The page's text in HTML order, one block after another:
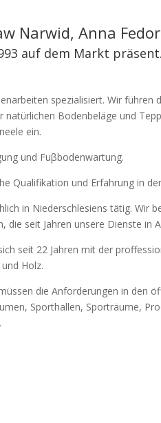
Narwid, Anna
auf dem Markt präsent.
spezialisiert. Wir führen
natürlichen Bodenbeläge und
ein.
und Fuβbodenwartung.
Qualifikation und Erfahrung in
in Niederschlesiens tätig. Wir
die seit Jahren unsere Dienste in
seit 22 Jahren mit der
Holz.
die Anforderungen in den
Sporthallen, Sporträume,